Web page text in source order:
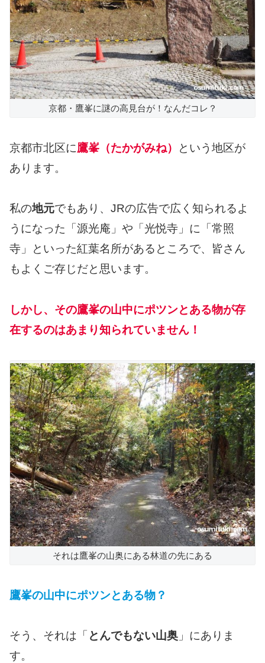
京都・鷹峯に謎の高見台が！なんだコレ？
京都市北区に鷹峯（たかがみね）
という地区が
あります。
私の地元でもあり、JRの広告で広く知られるよ
うになった「源光庵」や「光悦寺」に「常照
寺」といった紅葉名所があるところで、皆さん
もよくご存じだと思います。
しかし、その鷹峯の山中にポツンとある物が存
在するのはあまり知られていません！
それは鷹峯の山奥にある林道の先にある
鷹峯の山中にポツンとある物？
そう、それは「 とんでもない山奥 」にありま
す。